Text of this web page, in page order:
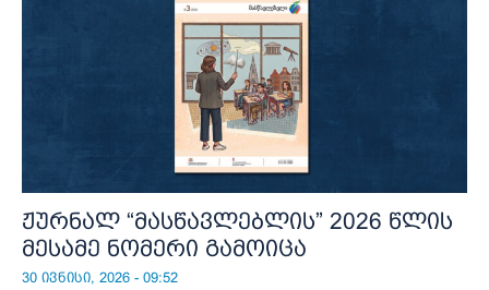
ჟურნალ “მასწავლებლის” 2026 წლის
მესამე ნომერი გამოიცა
30 ივნისი, 2026 - 09:52